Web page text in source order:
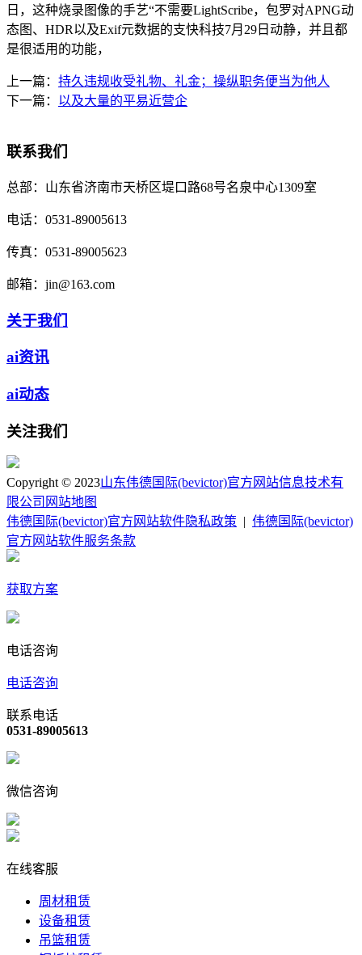
日，这种烧录图像的手艺“不需要LightScribe，包罗对APNG动
态图、HDR以及Exif元数据的支快科技7月29日动静，并且都
是很适用的功能，
上一篇： 持久违规收受礼物、礼金；操纵职务便当为他人
下一篇： 以及大量的平易近营企
联系我们
总部： 山东省济南市天桥区堤口路68号名泉中心1309室
电话： 0531-89005613
传真： 0531-89005623
邮箱： jin@163.com
关于我们
ai资讯
ai动态
关注我们
Copyright © 2023山东伟德国际(bevictor)官方网站信息技术有
限公司 网站地图
伟德国际(bevictor)官方网站软件隐私政策
伟德国际(bevictor)
官方网站软件服务条款
获取方案
电话咨询
电话咨询
联系电话
0531-89005613
微信咨询
在线客服
周材租赁
设备租赁
吊篮租赁